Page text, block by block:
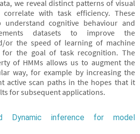
we reveal distinct patterns of visual
with task efficiency. These
understand cognitive behaviour and
datasets to improve the
or the speed of learning of machine
for the goal of task recognition. The
of HMMs allows us to augment the
way, for example by increasing the
active scan paths in the hopes that it
for subsequent applications.
Dynamic inference for model